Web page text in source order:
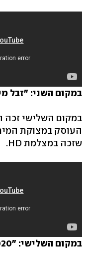
במקום השני: "זבל
העוסק במצוקת
שזכה במצלמת HD.
במקום השלישי: "2020: עתיד המים"